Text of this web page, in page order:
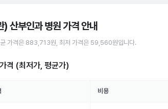
) 산부인과 병원가격 안내
가격은 883,713원 , 최저 가격은 59,560원입니다.
가격 (최저가, 평균가)
비용